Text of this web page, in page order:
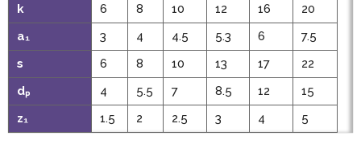
k
6 8 10 12 16
20
a₁
3 4 4.5 5.3 6
7.5
s
6 8 10 13 17
22
dₚ
4 5.5 7 8.5 12
15
z₁
1.5 2 2.5 3 4 5